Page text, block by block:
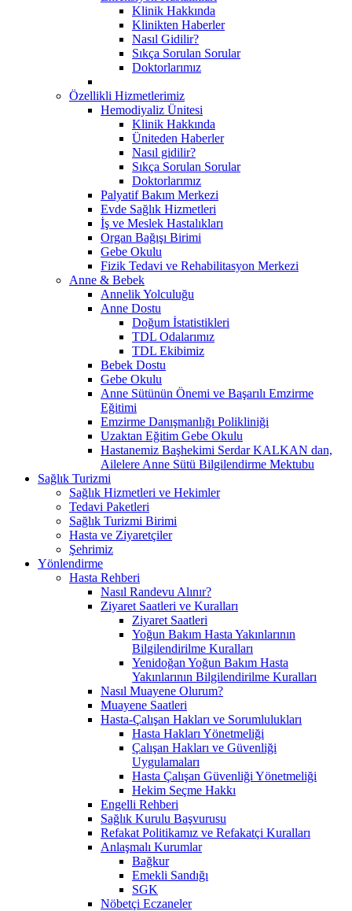
Klinik Hakkında
Klinikten Haberler
Nasıl Gidilir?
Sıkça Sorulan Sorular
Doktorlarımız
Özellikli Hizmetlerimiz
Hemodiyaliz Ünitesi
Klinik Hakkında
Üniteden Haberler
Nasıl gidilir?
Sıkça Sorulan Sorular
Doktorlarımız
Palyatif Bakım Merkezi
Evde Sağlık Hizmetleri
İş ve Meslek Hastalıkları
Organ Bağışı Birimi
Gebe Okulu
Fizik Tedavi ve Rehabilitasyon Merkezi
Anne & Bebek
Annelik Yolculuğu
Anne Dostu
Doğum İstatistikleri
TDL Odalarımız
TDL Ekibimiz
Bebek Dostu
Gebe Okulu
Anne Sütünün Önemi ve Başarılı Emzirme
Eğitimi
Emzirme Danışmanlığı Polikliniği
Uzaktan Eğitim Gebe Okulu
Hastanemiz Başhekimi Serdar KALKAN dan,
Ailelere Anne Sütü Bilgilendirme Mektubu
Sağlık Turizmi
Sağlık Hizmetleri ve Hekimler
Tedavi Paketleri
Sağlık Turizmi Birimi
Hasta ve Ziyaretçiler
Şehrimiz
Yönlendirme
Hasta Rehberi
Nasıl Randevu Alınır?
Ziyaret Saatleri ve Kuralları
Ziyaret Saatleri
Yoğun Bakım Hasta Yakınlarının
Bilgilendirilme Kuralları
Yenidoğan Yoğun Bakım Hasta
Yakınlarının Bilgilendirilme Kuralları
Nasıl Muayene Olurum?
Muayene Saatleri
Hasta-Çalışan Hakları ve Sorumlulukları
Hasta Hakları Yönetmeliği
Çalışan Hakları ve Güvenliği
Uygulamaları
Hasta Çalışan Güvenliği Yönetmeliği
Hekim Seçme Hakkı
Engelli Rehberi
Sağlık Kurulu Başvurusu
Refakat Politikamız ve Refakatçi Kuralları
Anlaşmalı Kurumlar
Bağkur
Emekli Sandığı
SGK
Nöbetçi Eczaneler